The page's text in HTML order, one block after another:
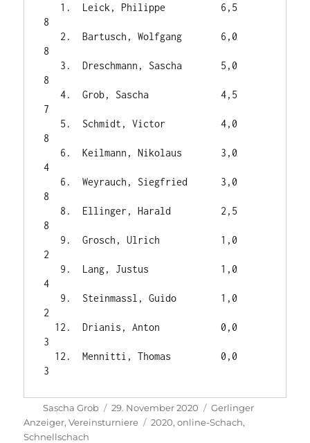
8
8
8
   4.  Grob, Sascha             4,5
7
8
4
8
8
2
4
2
3
Autor
Sascha Grob
Veröffentlicht
am
29. November 2020 Kategorien
Gerlinger
Anzeiger,Vereinsturniere Schlagwörter
2020,online-Schach,
Schnellschach